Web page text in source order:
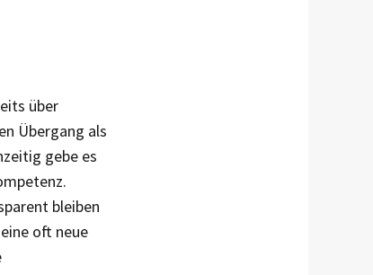
über
Übergang als
gebe es
bleiben
oft neue